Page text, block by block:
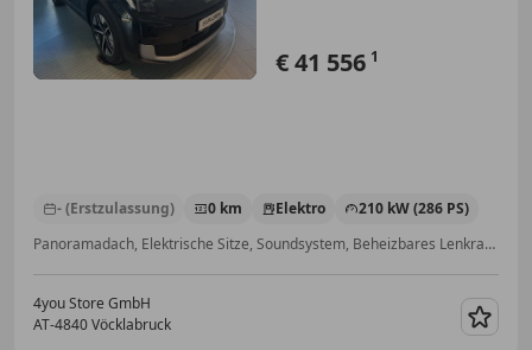
€ 41 556 1
- (Erstzulassung) 0 km Elektro
210 kW (286 PS)
Panoramadach, Elektrische Sitze, Soundsystem, Beheizbares Lenkrad, Totwinkel-Assistent, Elektrische Heckklappe, Alarmanlage, Sitzheizung
4you Store GmbH
AT-4840 Vöcklabruck